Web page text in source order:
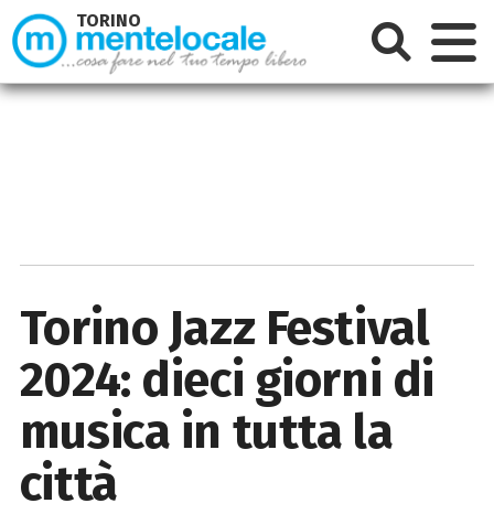
Torino Jazz Festival
2024: dieci giorni di
musica in tutta la
città
TORINO